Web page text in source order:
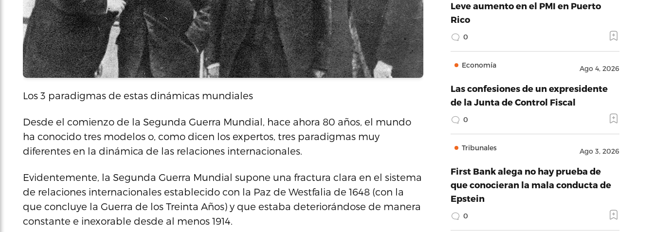
Los 3 paradigmas de estas dinámicas mundiales
Desde el comienzo de la Segunda Guerra Mundial, hace ahora 80 años, el mundo
ha conocido tres modelos o, como dicen los expertos, tres paradigmas muy
diferentes en la dinámica de las relaciones internacionales.
Evidentemente, la Segunda Guerra Mundial supone una fractura clara en el sistema
de relaciones internacionales establecido con la Paz de Westfalia de 1648 (con la
que concluye la Guerra de los Treinta Años) y que estaba deteriorándose de manera
constante e inexorable desde al menos 1914.
Leve aumento en el PMI en Puerto
Rico
0
Economía Ago 4, 2026
Las confesiones de un expresidente
de la Junta de Control Fiscal
0
Tribunales Ago 3, 2026
First Bank alega no hay prueba de
que conocieran la mala conducta de
Epstein
0